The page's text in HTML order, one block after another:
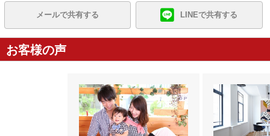
メールで共有する LINEで共有する
お客様の声